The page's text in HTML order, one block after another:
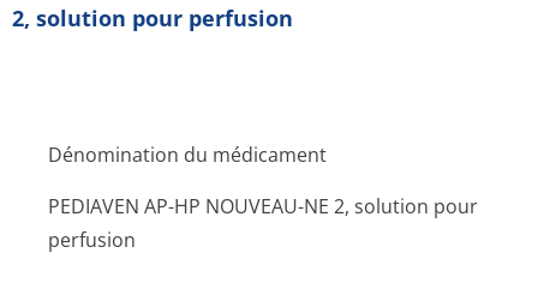
2, solution pour perfusion
Dénomination du médicament
PEDIAVEN AP-HP NOUVEAU-NE 2, solution pour
perfusion